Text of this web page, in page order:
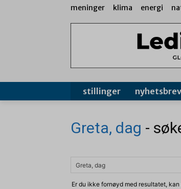
meninger klima energi
stillinger nyhetsbrev
Greta, dag -
Er du ikke fornøyd med resultatet,